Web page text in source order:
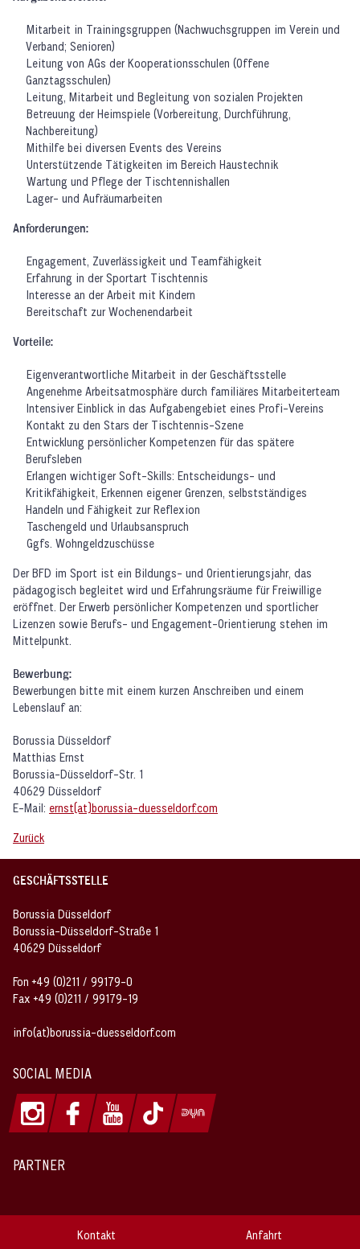
Mitarbeit in Trainingsgruppen (Nachwuchsgruppen im Verein und
Verband; Senioren)
Leitung von AGs der Kooperationsschulen (Offene
Ganztagsschulen)
Leitung, Mitarbeit und Begleitung von sozialen Projekten
Betreuung der Heimspiele (Vorbereitung, Durchführung,
Nachbereitung)
Mithilfe bei diversen Events des Vereins
Unterstützende Tätigkeiten im Bereich Haustechnik
Wartung und Pflege der Tischtennishallen
Lager- und Aufräumarbeiten
Anforderungen:
Engagement, Zuverlässigkeit und Teamfähigkeit
Erfahrung in der Sportart Tischtennis
Interesse an der Arbeit mit Kindern
Bereitschaft zur Wochenendarbeit
Vorteile:
Eigenverantwortliche Mitarbeit in der Geschäftsstelle
Angenehme Arbeitsatmosphäre durch familiäres Mitarbeiterteam
Intensiver Einblick in das Aufgabengebiet eines Profi-Vereins
Kontakt zu den Stars der Tischtennis-Szene
Entwicklung persönlicher Kompetenzen für das spätere
Berufsleben
Erlangen wichtiger Soft-Skills: Entscheidungs- und
Kritikfähigkeit, Erkennen eigener Grenzen, selbstständiges
Handeln und Fähigkeit zur Reflexion
Taschengeld und Urlaubsanspruch
Ggfs. Wohngeldzuschüsse
Der BFD im Sport ist ein Bildungs- und Orientierungsjahr, das
pädagogisch begleitet wird und Erfahrungsräume für Freiwillige
eröffnet. Der Erwerb persönlicher Kompetenzen und sportlicher
Lizenzen sowie Berufs- und Engagement-Orientierung stehen im
Mittelpunkt.
Bewerbung:
Bewerbungen bitte mit einem kurzen Anschreiben und einem
Lebenslauf an:
Borussia Düsseldorf
Matthias Ernst
Borussia-Düsseldorf-Str. 1
40629 Düsseldorf
E-Mail: ernst[at]borussia-duesseldorf.com
Zurück
GESCHÄFTSSTELLE
Borussia Düsseldorf
Borussia-Düsseldorf-Straße 1
40629 Düsseldorf
Fon +49 (0)211 / 99179-0
Fax +49 (0)211 / 99179-19
info(at)borussia-duesseldorf.com
SOCIAL MEDIA
PARTNER
Kontakt Anfahrt